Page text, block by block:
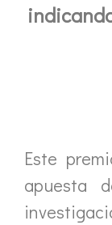
Este
apuesta